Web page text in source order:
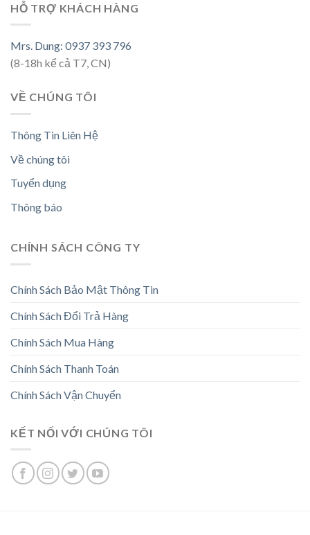
HỖ TRỢ KHÁCH HÀNG
Mrs. Dung: 0937 393 796
(8-18h kể cả T7, CN)
VỀ CHÚNG TÔI
Thông Tin Liên Hệ
Về chúng tôi
Tuyển dụng
Thông báo
CHÍNH SÁCH CÔNG TY
Chính Sách Bảo Mật Thông Tin
Chính Sách Đổi Trả Hàng
Chính Sách Mua Hàng
Chính Sách Thanh Toán
Chính Sách Vận Chuyển
KẾT NỐI VỚI CHÚNG TÔI